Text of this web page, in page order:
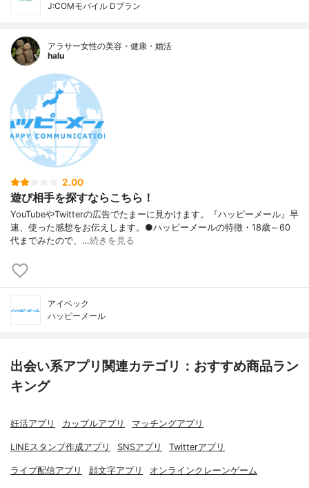
J:COMモバイル Dプラン
アラサー女性の美容・健康・婚活
halu
2.00
遊び相手を探すならこちら！
YouTubeやTwitterの広告でたまーに見かけます。『ハッピーメール』早
速、使った感想をお伝えします。●ハッピーメールの特徴・18歳～60
代までみたので、…続きを見る
アイベック
ハッピーメール
出会い系アプリ関連カテゴリ：おすすめ商品ラン
キング
妊活アプリ カップルアプリ マッチングアプリ
LINEスタンプ作成アプリ SNSアプリ Twitterアプリ
ライブ配信アプリ 顔文字アプリ オンラインクレーンゲーム